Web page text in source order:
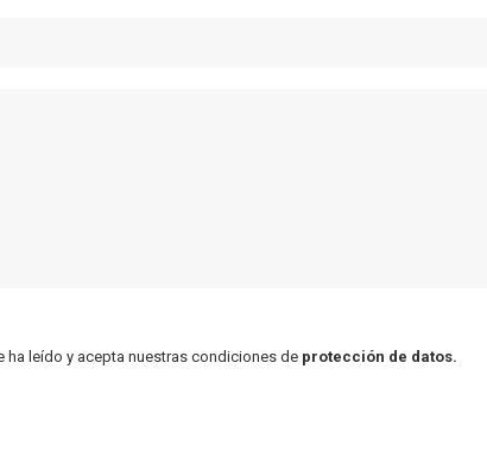
ha leído y acepta nuestras condiciones de protección de datos.